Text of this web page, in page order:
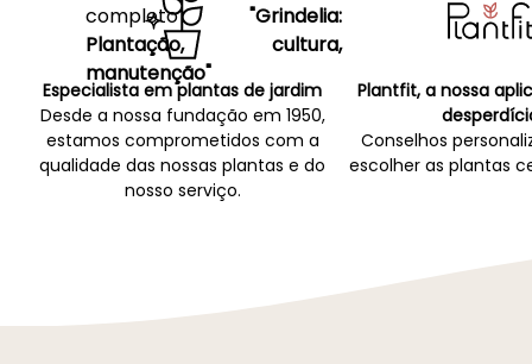
completo "Grindelia:
Plantação, cultura,
manutenção"
Especialista em plantas de jardim
Desde a nossa fundação em 1950,
estamos comprometidos com a
qualidade das nossas plantas e do
nosso serviço.
Plantfit, a nossa
Conselhos
escolher as plantas